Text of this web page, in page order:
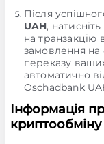
Після
UAH,
на транзакцію
замовлення на
переказу
автоматично
Oschadbank
Інформація
криптообміну